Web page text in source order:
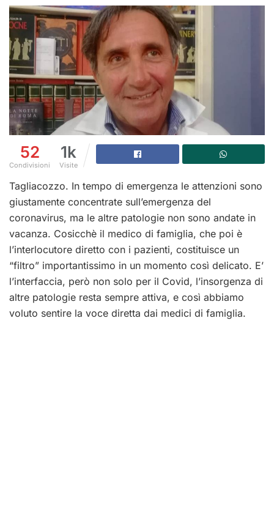
52
Condivisioni
1k
Visite
Tagliacozzo. In tempo di emergenza le attenzioni sono
giustamente concentrate sull’emergenza del
coronavirus, ma le altre patologie non sono andate in
vacanza. Cosicchè il medico di famiglia, che poi è
l’interlocutore diretto con i pazienti, costituisce un
“filtro” importantissimo in un momento così delicato. E’
l’interfaccia, però non solo per il Covid, l’insorgenza di
altre patologie resta sempre attiva, e così abbiamo
voluto sentire la voce diretta dai medici di famiglia.